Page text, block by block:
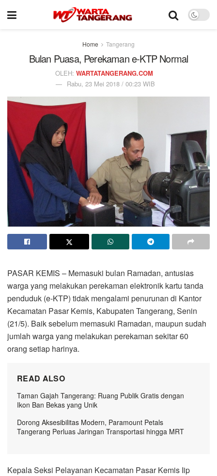
Home Tangerang
Bulan Puasa, Perekaman e-KTP Normal
OLEH: WARTATANGERANG.COM
Rabu, 23 Mei 2018 / 00:23 WIB
PASAR KEMIS – Memasuki bulan Ramadan, antusias
warga yang melakukan perekaman elektronik kartu tanda
penduduk (e-KTP) tidak mengalami penurunan di Kantor
Kecamatan Pasar Kemis, Kabupaten Tangerang, Senin
(21/5). Baik sebelum memasuki Ramadan, maupun sudah
jumlah warga yang melakukan perekaman sekitar 60
orang setiap harinya.
READ ALSO
Taman Gajah Tangerang: Ruang Publik Gratis dengan
Ikon Ban Bekas yang Unik
Dorong Aksesibilitas Modern, Paramount Petals
Tangerang Perluas Jaringan Transportasi hingga MRT
Kepala Seksi Pelayanan Kecamatan Pasar Kemis Iip